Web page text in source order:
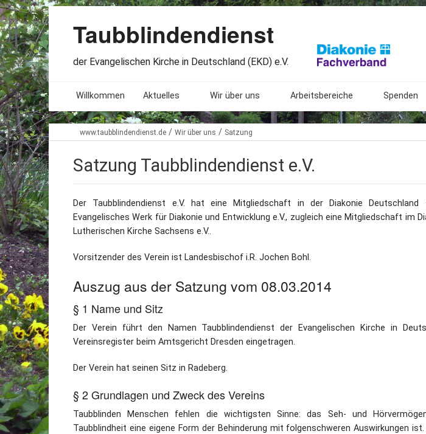
Taubblindendienst
der Evangelischen Kirche in Deutschland (EKD) e.V.
Willkommen Aktuelles
Seminare. Termine
Stellenangebote
Freundesbriefe
Wir über uns
Leitlinien
Geschichte
Veröffentlichungen
Arbeitsbereiche
Begegnungsstätte
Was wir
Ambulant Betreutes Wohnen
Botanischer BlindengartenGeschichte
Gärtnerei
Ehrungen
Spenden
www.taubblindendienst.de / Wir über uns / Satzung
Satzung Taubblindendienst e.V.
Der Taubblindendienst e.V. hat eine Mitgliedschaft in der Diakonie Deutschland
Evangelisches Werk für Diakonie und Entwicklung e.V., zugleich eine Mitgliedschaft im
Lutherischen Kirche Sachsens e.V..
Vorsitzender des Verein ist Landesbischof i.R. Jochen Bohl.
Auszug aus der Satzung vom 08.03.2014
§ 1 Name und Sitz
Der Verein führt den Namen Taubblindendienst der Evangelischen Kirche in
Vereinsregister beim Amtsgericht Dresden eingetragen.
Der Verein hat seinen Sitz in Radeberg.
§ 2 Grundlagen und Zweck des Vereins
Taubblinden Menschen fehlen die wichtigsten Sinne: das Seh- und
Taubblindheit eine eigene Form der Behinderung mit folgenschweren Auswirkungen